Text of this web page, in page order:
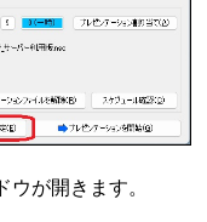
ウが開きます。